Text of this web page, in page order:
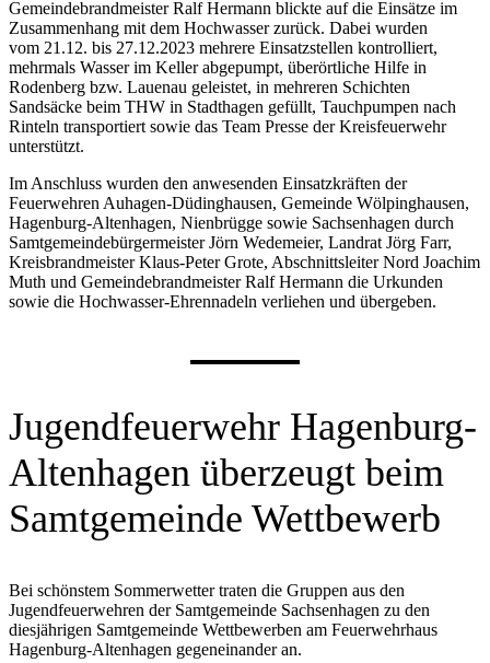
Gemeindebrandmeister Ralf Hermann blickte auf die Einsätze im
Zusammenhang mit dem Hochwasser zurück. Dabei wurden
vom 21.12. bis 27.12.2023 mehrere Einsatzstellen kontrolliert,
mehrmals Wasser im Keller abgepumpt, überörtliche Hilfe in
Rodenberg bzw. Lauenau geleistet, in mehreren Schichten
Sandsäcke beim THW in Stadthagen gefüllt, Tauchpumpen nach
Rinteln transportiert sowie das Team Presse der Kreisfeuerwehr
unterstützt.
Im Anschluss wurden den anwesenden Einsatzkräften der
Feuerwehren Auhagen-Düdinghausen, Gemeinde Wölpinghausen,
Hagenburg-Altenhagen, Nienbrügge sowie Sachsenhagen durch
Samtgemeindebürgermeister Jörn Wedemeier, Landrat Jörg Farr,
Kreisbrandmeister Klaus-Peter Grote, Abschnittsleiter Nord Joachim
Muth und Gemeindebrandmeister Ralf Hermann die Urkunden
sowie die Hochwasser-Ehrennadeln verliehen und übergeben.
Jugendfeuerwehr Hagenburg-
Altenhagen überzeugt beim
Samtgemeinde Wettbewerb
Bei schönstem Sommerwetter traten die Gruppen aus den
Jugendfeuerwehren der Samtgemeinde Sachsenhagen zu den
diesjährigen Samtgemeinde Wettbewerben am Feuerwehrhaus
Hagenburg-Altenhagen gegeneinander an.